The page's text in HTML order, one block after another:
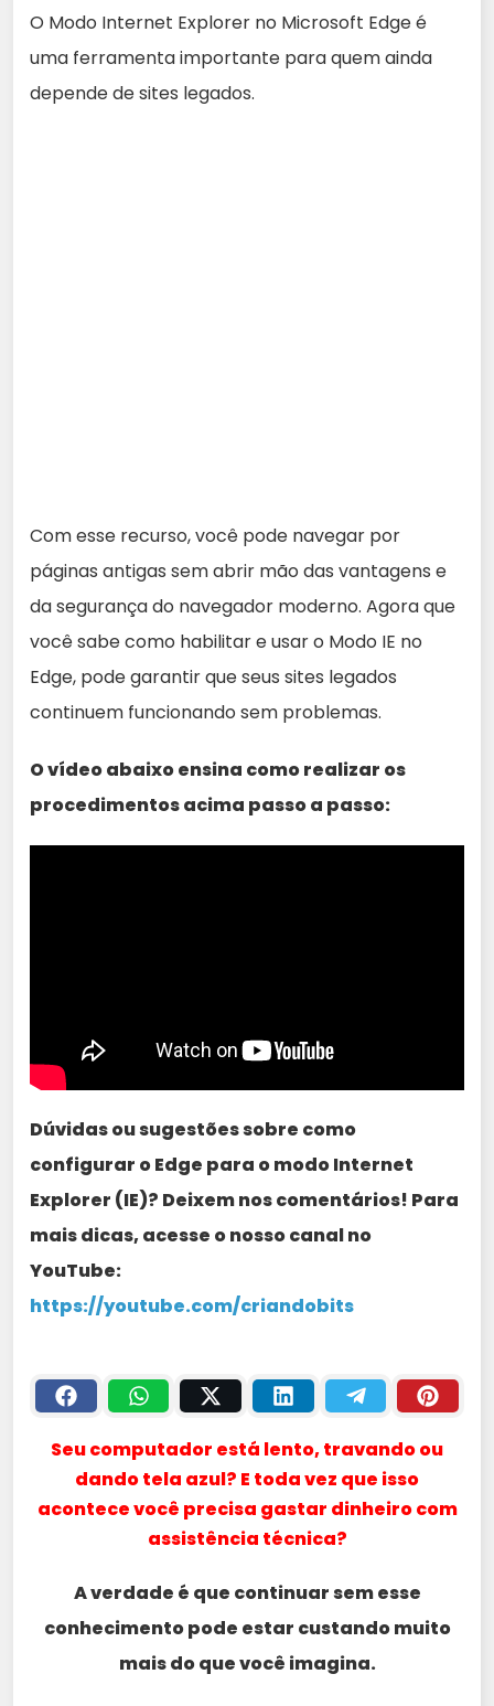
O Modo Internet Explorer no Microsoft Edge é
uma ferramenta importante para quem ainda
depende de sites legados.
Com esse recurso, você pode navegar por
páginas antigas sem abrir mão das vantagens e
da segurança do navegador moderno. Agora que
você sabe como habilitar e usar o Modo IE no
Edge, pode garantir que seus sites legados
continuem funcionando sem problemas.
O vídeo abaixo ensina como realizar os
procedimentos acima passo a passo:
Dúvidas ou sugestões sobre como
configurar o Edge para o modo Internet
Explorer (IE)? Deixem nos comentários! Para
mais dicas, acesse o nosso canal no
YouTube:
https://youtube.com/criandobits
Seu computador está lento, travando ou
dando tela azul? E toda vez que isso
acontece você precisa gastar dinheiro com
assistência técnica?
A verdade é que continuar sem esse
conhecimento pode estar custando muito
mais do que você imagina.